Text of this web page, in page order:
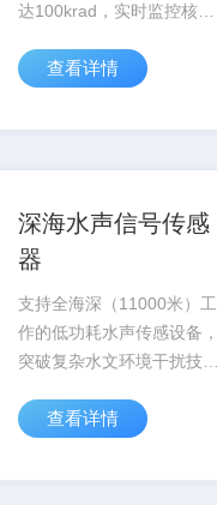
达100krad，实时监控核反
安全运行
查看详情
深海水声信号传感
器
支持全海深（11000米）工
作的低功耗水声传感设备，
突破复杂水文环境干扰技
达-180dB，为海洋科考与...
查看详情